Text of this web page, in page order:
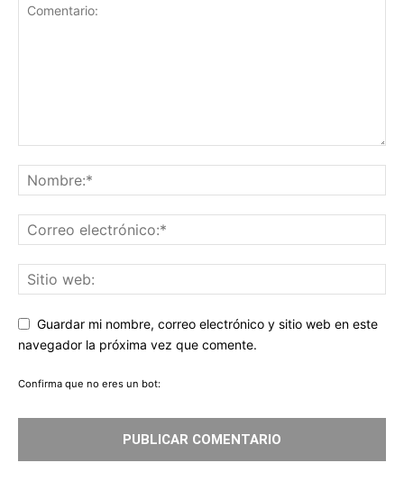
Guardar mi nombre, correo electrónico y sitio web en este
navegador la próxima vez que comente.
Confirma que no eres un bot: